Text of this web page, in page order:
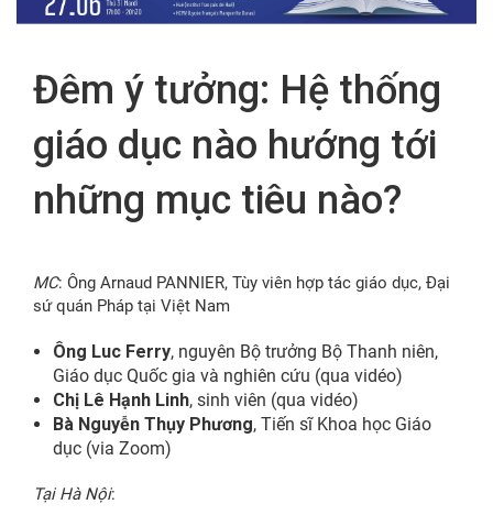
Đêm ý tưởng: Hệ thống
giáo dục nào hướng tới
những mục tiêu nào?
MC: Ông Arnaud PANNIER, Tùy viên hợp tác giáo dục, Đại
sứ quán Pháp tại Việt Nam
Ông Luc Ferry, nguyên Bộ trưởng Bộ Thanh niên,
Giáo dục Quốc gia và nghiên cứu (qua vidéo)
Chị Lê Hạnh Linh, sinh viên (qua vidéo)
Bà Nguyễn Thụy Phương, Tiến sĩ Khoa học Giáo
dục (via Zoom)
Tại Hà Nội: